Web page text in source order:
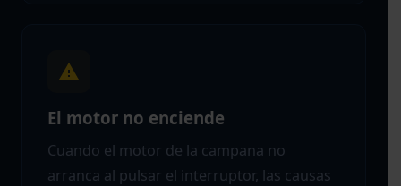
El motor no enciende
Cuando el motor de la campana no
arranca al pulsar el interruptor, las causas